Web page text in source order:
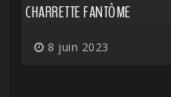
CHARRETTE FANTÔME
8 juin 2023